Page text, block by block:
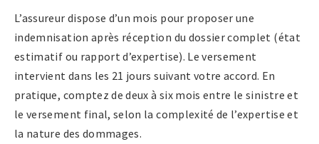
L’assureur dispose d’un mois pour proposer une
indemnisation après réception du dossier complet (état
estimatif ou rapport d’expertise). Le versement
intervient dans les 21 jours suivant votre accord. En
pratique, comptez de deux à six mois entre le sinistre et
le versement final, selon la complexité de l’expertise et
la nature des dommages.